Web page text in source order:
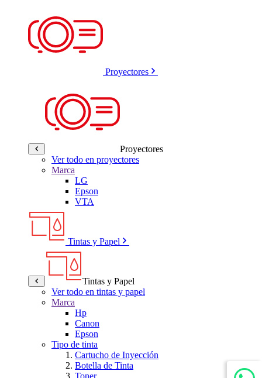
Proyectores
Proyectores
Ver todo en proyectores
Marca
LG
Epson
VTA
Tintas y Papel
Tintas y Papel
Ver todo en tintas y papel
Marca
Hp
Canon
Epson
Tipo de tinta
Cartucho de Inyección
Botella de Tinta
Toner